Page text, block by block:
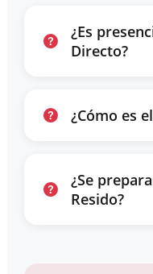
¿Es
Directo?
¿Cómo es
¿Se
Resido?